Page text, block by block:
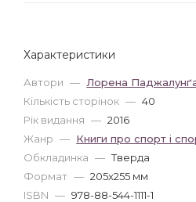
Характеристики
Автори — Лорена
Кількість сторінок — 40
Рік видання — 2016
Жанр — Книги про спорт і
Обкладинка — Тверда
Формат — 205x255 мм
ISBN — 978-88-544-1111-1